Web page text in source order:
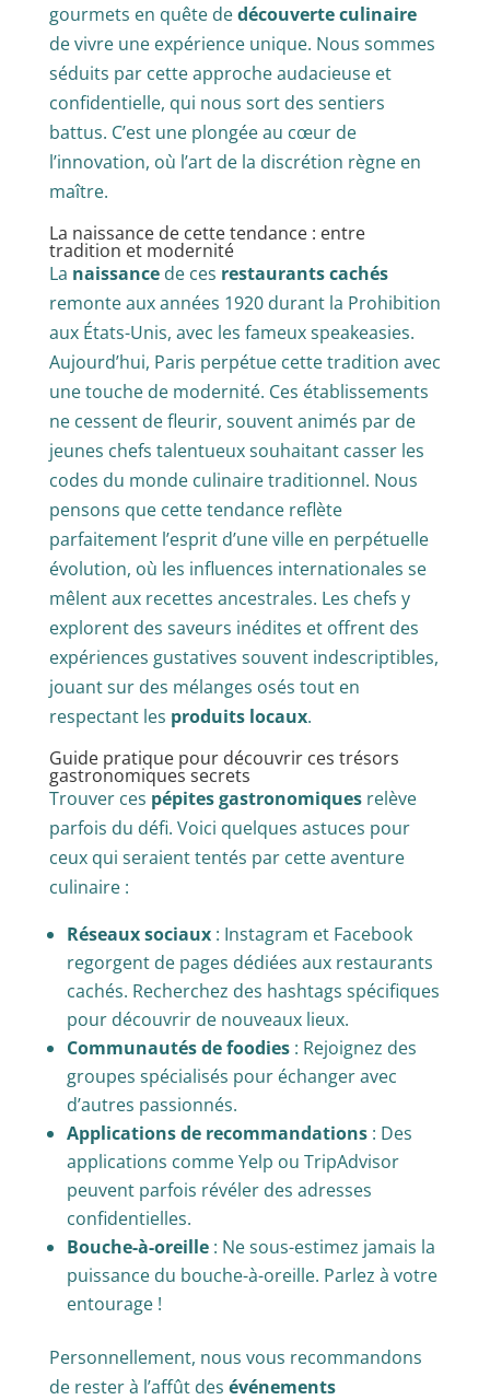
gourmets en quête dedécouverte culinaire
de vivre une expérience unique. Nous sommes
séduits par cette approche audacieuse et
confidentielle, qui nous sort des sentiers
battus. C’est une plongée au cœur de
l’innovation, où l’art de la discrétion règne en
maître.
La naissance de cette tendance : entre
tradition et modernité
La naissancede ces restaurants cachés
remonte aux années 1920 durant la Prohibition
aux États-Unis, avec les fameux speakeasies.
Aujourd’hui, Paris perpétue cette tradition avec
une touche de modernité. Ces établissements
ne cessent de fleurir, souvent animés par de
jeunes chefs talentueux souhaitant casser les
codes du monde culinaire traditionnel. Nous
pensons que cette tendance reflète
parfaitement l’esprit d’une ville en perpétuelle
évolution, où les influences internationales se
mêlent aux recettes ancestrales. Les chefs y
explorent des saveurs inédites et offrent des
expériences gustatives souvent indescriptibles,
jouant sur des mélanges osés tout en
respectant les produits locaux.
Guide pratique pour découvrir ces trésors
gastronomiques secrets
Trouver ces pépites gastronomiquesrelève
parfois du défi. Voici quelques astuces pour
ceux qui seraient tentés par cette aventure
culinaire :
Réseaux sociaux: Instagram et Facebook
regorgent de pages dédiées aux restaurants
cachés. Recherchez des hashtags spécifiques
pour découvrir de nouveaux lieux.
Communautés de foodies: Rejoignez des
groupes spécialisés pour échanger avec
d’autres passionnés.
Applications de recommandations: Des
applications comme Yelp ou TripAdvisor
peuvent parfois révéler des adresses
confidentielles.
Bouche-à-oreille: Ne sous-estimez jamais la
puissance du bouche-à-oreille. Parlez à votre
entourage !
Personnellement, nous vous recommandons
de rester à l’affût des événements